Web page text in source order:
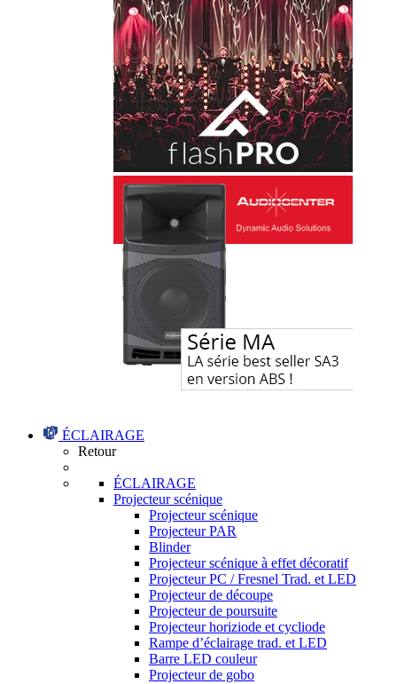
ÉCLAIRAGE
Retour
ÉCLAIRAGE
Projecteur scénique
Projecteur scénique
Projecteur PAR
Blinder
Projecteur scénique à effet décoratif
Projecteur PC / Fresnel Trad. et LED
Projecteur de découpe
Projecteur de poursuite
Projecteur horiziode et cycliode
Rampe d’éclairage trad. et LED
Barre LED couleur
Projecteur de gobo